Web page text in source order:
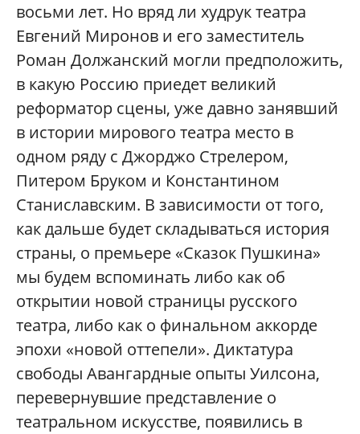
восьми лет. Но вряд ли худрук театра
Евгений Миронов и его заместитель
Роман Должанский могли предположить,
в какую Россию приедет великий
реформатор сцены, уже давно занявший
в истории мирового театра место в
одном ряду с Джорджо Стрелером,
Питером Бруком и Константином
Станиславским. В зависимости от того,
как дальше будет складываться история
страны, о премьере «Сказок Пушкина»
мы будем вспоминать либо как об
открытии новой страницы русского
театра, либо как о финальном аккорде
эпохи «новой оттепели». Диктатура
свободы Авангардные опыты Уилсона,
перевернувшие представление о
театральном искусстве, появились в